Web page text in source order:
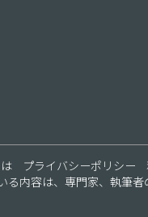
プライバシーポリシー
内容は、専門家、執筆者